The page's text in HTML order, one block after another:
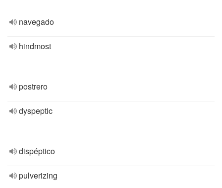
navegado
hindmost
postrero
dyspeptic
dispéptico
pulverizing